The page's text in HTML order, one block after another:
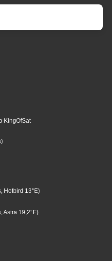
KingOfSat
Hotbird 13°E)
Astra 19,2°E)